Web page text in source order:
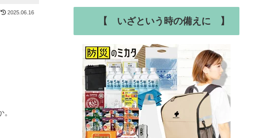
2025.06.16
【 いざという時の備えに 】